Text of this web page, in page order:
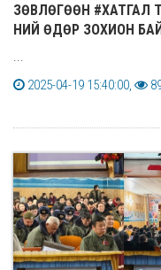
ЗӨВЛӨГӨӨН #ХАТГАЛ
НИЙ ӨДӨР ЗОХИОН
...
2025-04-19 15:40:00,